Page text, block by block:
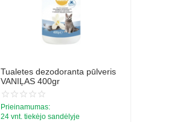
Tualetes dezodoranta pūlveris
VANIĻAS 400gr
Prieinamumas:
24 vnt. tiekėjo sandėlyje